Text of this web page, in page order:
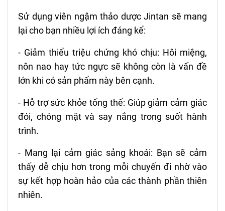
Sử dụng viên ngậm thảo dược Jintan sẽ mang
lại cho bạn nhiều lợi ích đáng kể:
- Giảm thiểu triệu chứng khó chịu: Hôi miệng,
nôn nao hay tức ngực sẽ không còn là vấn đề
lớn khi có sản phẩm này bên cạnh.
- Hỗ trợ sức khỏe tổng thể: Giúp giảm cảm giác
đói, chóng mặt và say nắng trong suốt hành
trình.
- Mang lại cảm giác sảng khoái: Bạn sẽ cảm
thấy dễ chịu hơn trong mỗi chuyến đi nhờ vào
sự kết hợp hoàn hảo của các thành phần thiên
nhiên.